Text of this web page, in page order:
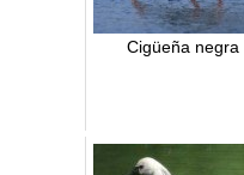
Cigüeña negra